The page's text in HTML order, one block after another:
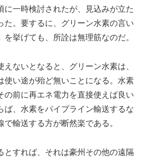
に一時検討されたが、見込みが立た
た。要するに、グリーン水素の言い
挙げても、所詮は無理筋なのだ。
えないとなると、グリーン水素は、
使い途が殆ど無いことになる。水素
の前に再エネ電力を直接使えば良い
ば、水素をパイプライン輸送するな
で輸送する方が断然楽である。
とすれば、それは豪州その他の遠隔